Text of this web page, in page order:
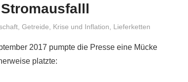
, Getreide Krise und Inflation Lieferketten
2017 pumpte die Presse eine Mücke
platzte: